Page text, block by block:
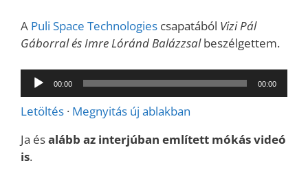
A Puli Space Technologies csapatából Vizi Pál
Gáborral és Imre Lóránd Balázzsalbeszélgettem.
Audió
lejátszó
00:00 00:00
Letöltés · Megnyitás új ablakban
Ja ésalább az interjúban említett mókás videó
is.